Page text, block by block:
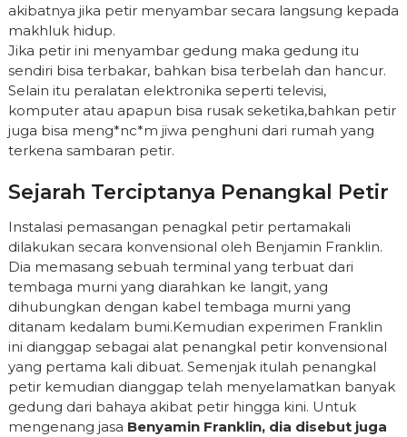
akibatnya jika petir menyambar secara langsung kepada
makhluk hidup.
Jika petir ini menyambar gedung maka gedung itu
sendiri bisa terbakar, bahkan bisa terbelah dan hancur.
Selain itu peralatan elektronika seperti televisi,
komputer atau apapun bisa rusak seketika,bahkan petir
juga bisa meng*nc*m jiwa penghuni dari rumah yang
terkena sambaran petir.
Sejarah Terciptanya Penangkal Petir
Instalasi pemasangan penagkal petir pertamakali
dilakukan secara konvensional oleh Benjamin Franklin.
Dia memasang sebuah terminal yang terbuat dari
tembaga murni yang diarahkan ke langit, yang
dihubungkan dengan kabel tembaga murni yang
ditanam kedalam bumi.Kemudian experimen Franklin
ini dianggap sebagai alat penangkal petir konvensional
yang pertama kali dibuat. Semenjak itulah penangkal
petir kemudian dianggap telah menyelamatkan banyak
gedung dari bahaya akibat petir hingga kini. Untuk
mengenang jasa Benyamin Franklin, dia disebut juga